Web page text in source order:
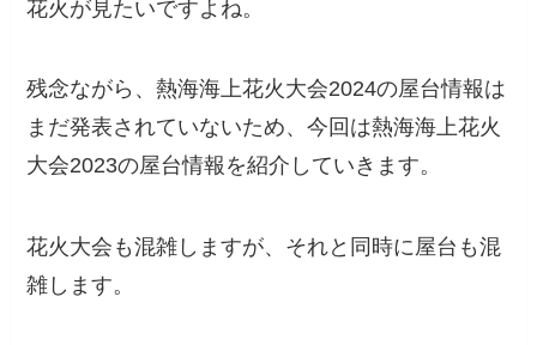
花火が見たいですよね。
残念ながら、熱海海上花火大会2024の屋台情報は
まだ発表されていないため、今回は熱海海上花火
大会2023の屋台情報を紹介していきます。
花火大会も混雑しますが、それと同時に屋台も混
雑します。